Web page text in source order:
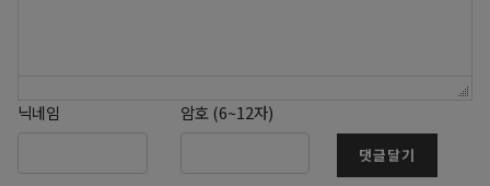
닉네임 암호 (6~12자)
댓글달기